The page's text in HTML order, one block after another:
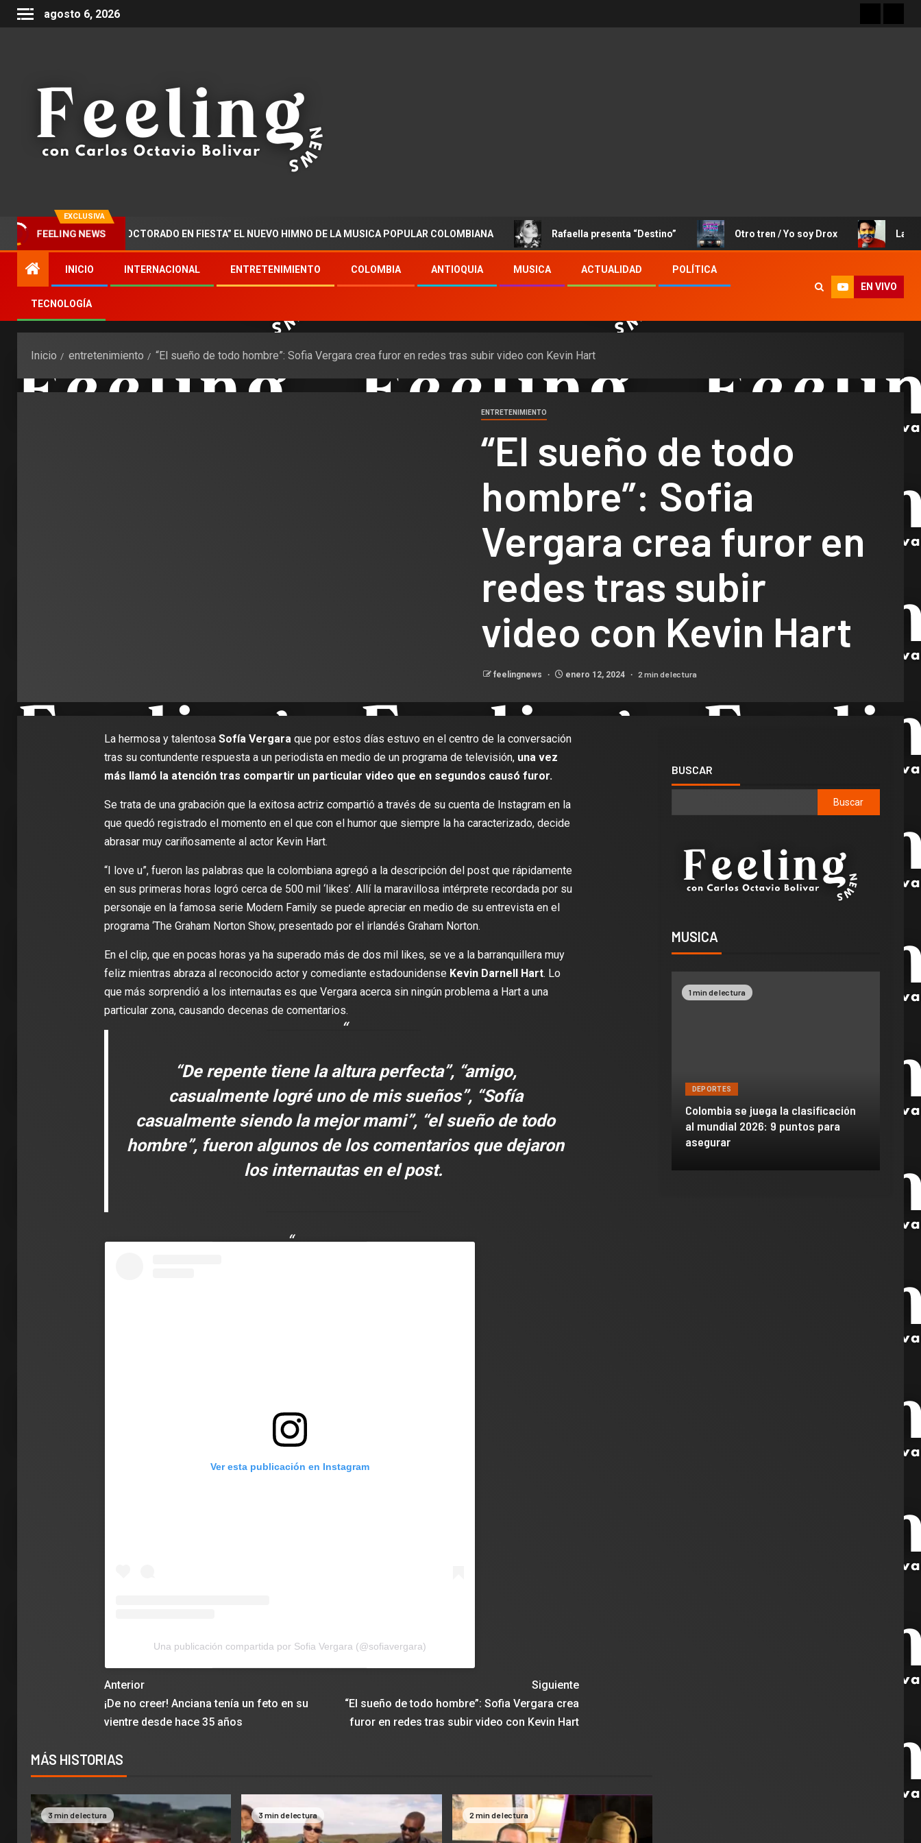
agosto 6, 2026
EXCLUSIVA
FEELING NEWS
PRESENTA “DOCTORADO EN FIESTA” EL NUEVO HIMNO DE LA MUSICA POPULAR COLOMBIANA Rafaella presenta “Destino” Otro tren / Yo soy Drox La Canción
INICIO INTERNACIONAL ENTRETENIMIENTO COLOMBIA ANTIOQUIA MUSICA ACTUALIDAD POLÍTICA
TECNOLOGÍA
EN VIVO
Inicio entretenimiento “El sueño de todo hombre”: Sofia Vergara crea furor en redes tras subir video con Kevin Hart
ENTRETENIMIENTO
“El sueño de todo
hombre”: Sofia
Vergara crea furor en
redes tras subir
video con Kevin Hart
feelingnews enero 12, 2024 2 min de lectura
La hermosa y talentosaSofía Vergara que por estos días estuvo en el centro de la conversación
tras su contundente respuesta a un periodista en medio de un programa de televisión, una vez
más llamó la atención tras compartir un particular video que en segundos causó furor.
Se trata de una grabación que la exitosa actriz compartió a través de su cuenta de Instagram en la
que quedó registrado el momento en el que con el humor que siempre la ha caracterizado, decide
abrasar muy cariñosamente al actor Kevin Hart.
“I love u”, fueron las palabras que la colombiana agregó a la descripción del post que rápidamente
en sus primeras horas logró cerca de 500 mil ‘likes’. Allí la maravillosa intérprete recordada por su
personaje en la famosa serie Modern Family se puede apreciar en medio de su entrevista en el
programa ‘The Graham Norton Show, presentado por el irlandés Graham Norton.
En el clip, que en pocas horas ya ha superado más de dos mil likes, se ve a la barranquillera muy
feliz mientras abraza al reconocido actor y comediante estadounidense Kevin Darnell Hart. Lo
que más sorprendió a los internautas es que Vergara acerca sin ningún problema a Hart a una
particular zona, causando decenas de comentarios.
“De repente tiene la altura perfecta”, “amigo,
casualmente logré uno de mis sueños”, “Sofía
casualmente siendo la mejor mami”, “el sueño de todo
hombre”, fueron algunos de los comentarios que dejaron
los internautas en el post.
Ver esta publicación en Instagram
Una publicación compartida por Sofia Vergara (@sofiavergara)
Anterior
¡De no creer! Anciana tenía un feto en su
vientre desde hace 35 años
Siguiente
“El sueño de todo hombre”: Sofia Vergara crea
furor en redes tras subir video con Kevin Hart
MÁS HISTORIAS
3 min de lectura 3 min de lectura 2 min de lectura
BUSCAR
Buscar
MUSICA
2 min de lectura
DEPORTES
James Rodríguez se une al Club
León: ‘Vengo a aportar con calidad y
con la ilusión de jugar el Mundial de
Clubes
2 min de lectura
DEPORTES
Travis Scott lanza camiseta de
edición limitada del FC Barcelona
para el partido contra el Real Madrid
1 min de lectura
DEPORTES
Colombia se juega la clasificación
al mundial 2026: 9 puntos para
asegurar
2